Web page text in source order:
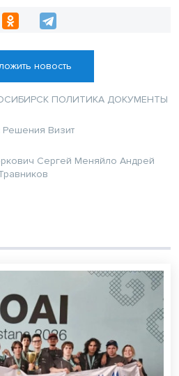
новость
ПОЛИТИКА ДОКУМЕНТЫ
Решения Визит
Сергей Меняйло Андрей